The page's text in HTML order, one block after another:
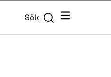
Sök Meny